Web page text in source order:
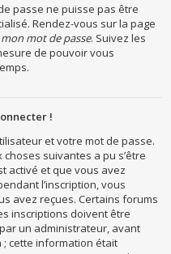
passe ne puisse pas être
Rendez-vous sur la page
mon mot de passe. Suivez les
de pouvoir vous
!
et votre mot de passe.
choses suivantes a pu s’être
activé et que vous avez
l’inscription, vous
avez reçues. Certains forums
inscriptions doivent être
un administrateur, avant
cette information était